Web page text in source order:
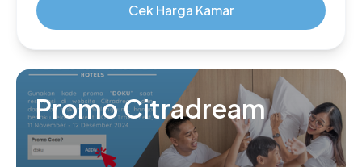
Cek Harga Kamar
Promo Citradream